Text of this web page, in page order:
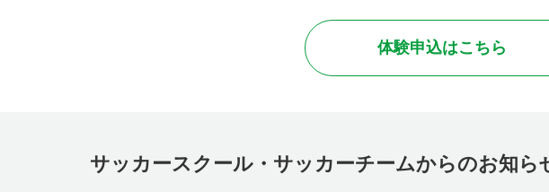
体験申込はこちら
サッカースクール・サッカーチームからのお知ら